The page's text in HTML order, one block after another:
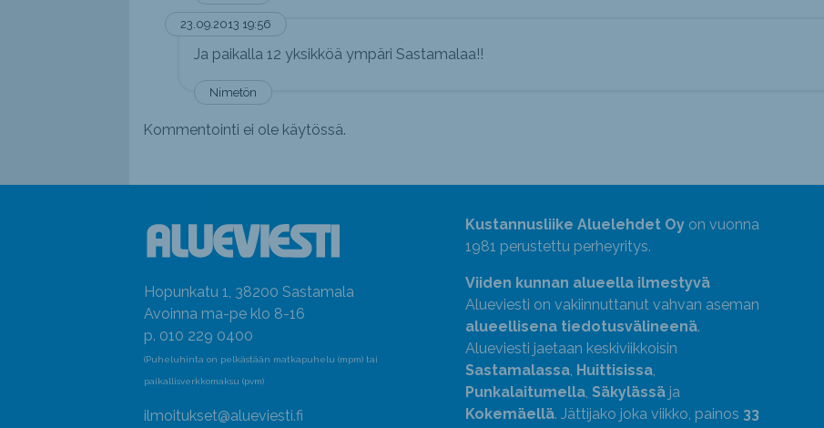
23.09.2013 19:56
Nimetön
Ja paikalla 12 yksikköä ympäri Sastamalaa!!
Kommentointi ei ole käytössä.
Hopunkatu 1, 38200 Sastamala
Avoinna ma-pe klo 8-16
p. 010 229 0400
(Puheluhinta on pelkästään matkapuhelu (mpm) tai
paikallisverkkomaksu (pvm)
ilmoitukset@alueviesti.fi
Kustannusliike Aluelehdet Oyon vuonna
1981 perustettu perheyritys.
Viiden kunnan alueella ilmestyvä
Alueviesti on vakiinnuttanut vahvan aseman
alueellisena tiedotusvälineenä.
Alueviesti jaetaan keskiviikkoisin
Sastamalassa, Huittisissa,
Punkalaitumella, Säkylässäja
Kokemäellä. Jättijako joka viikko, painos 33